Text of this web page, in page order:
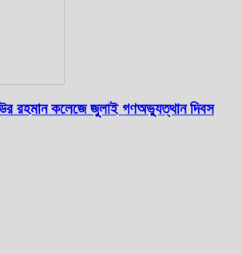
রহমান কলেজে জুলাই গণঅভ্যুত্থান দিবস